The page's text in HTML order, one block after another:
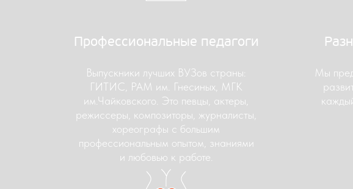
Профессиональные педагоги
Выпускники лучших ВУЗов страны:
ГИТИС, РАМ им. Гнесиных, МГК
им.Чайковского. Это певцы, актеры,
режиссеры, композиторы, журналисты,
хореографы с большим
профессиональным опытом, знаниями
и любовью к работе.
Мы